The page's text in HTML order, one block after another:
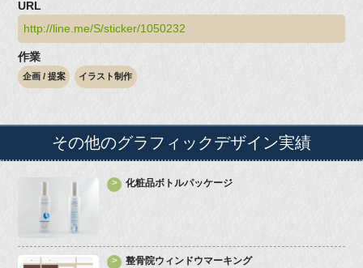
URL
http://line.me/S/sticker/1050232
作業
企画 / 提案 イラスト制作
その他のグラフィックデザイン実績
化粧品ボトルパッケージ
整骨院ウィンドウマーキング